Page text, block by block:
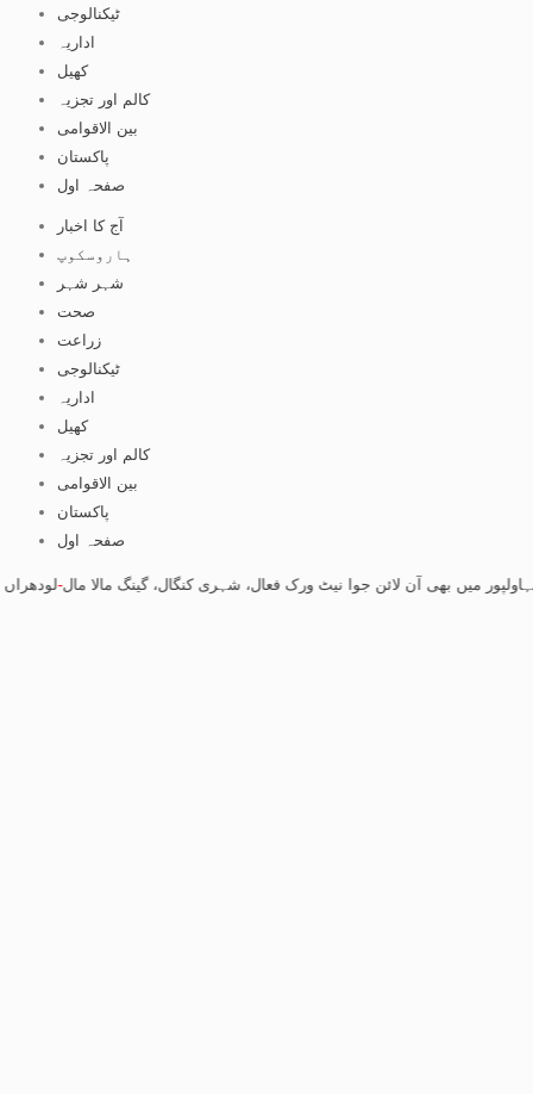
ٹیکنالوجی
اداریہ
کھیل
کالم اور تجزیہ
بین الاقوامی
پاکستان
صفحہ اول
آج کا اخبار
ہاروسکوپ
شہر شہر
صحت
زراعت
ٹیکنالوجی
اداریہ
کھیل
کالم اور تجزیہ
بین الاقوامی
پاکستان
صفحہ اول
بھی آن لائن جوا نیٹ ورک فعال، شہری کنگال، گینگ مالا مال-لودھراں کے بعد